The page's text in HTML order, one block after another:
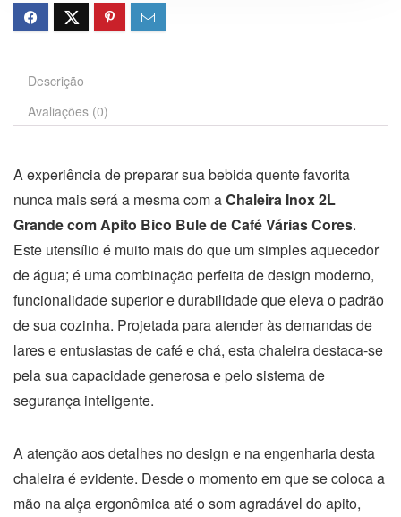
Descrição
Avaliações (0)
A experiência de preparar sua bebida quente favorita
nunca mais será a mesma com aChaleira Inox 2L
Grande com Apito Bico Bule de Café Várias Cores.
Este utensílio é muito mais do que um simples aquecedor
de água; é uma combinação perfeita de design moderno,
funcionalidade superior e durabilidade que eleva o padrão
de sua cozinha. Projetada para atender às demandas de
lares e entusiastas de café e chá, esta chaleira destaca-se
pela sua capacidade generosa e pelo sistema de
segurança inteligente.
A atenção aos detalhes no design e na engenharia desta
chaleira é evidente. Desde o momento em que se coloca a
mão na alça ergonômica até o som agradável do apito,